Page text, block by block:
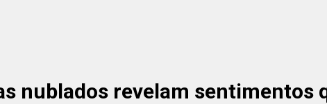
nublados revelam sentimentos